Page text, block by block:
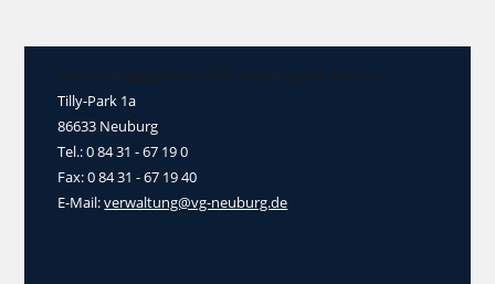
Tilly-Park 1a
86633 Neuburg
Tel.: 0 84 31 - 67 19 0
Fax: 0 84 31 - 67 19 40
E-Mail:verwaltung@vg-neuburg.de